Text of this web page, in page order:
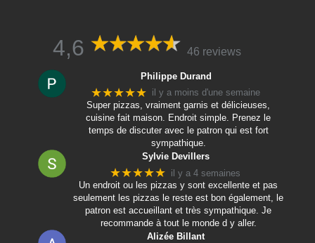
4,6 46 reviews
Philippe Durand
★★★★★ il y a moins d'une semaine
Super pizzas, vraiment garnis et délicieuses,
cuisine fait maison. Endroit simple. Prenez le
temps de discuter avec le patron qui est fort
sympathique.
Sylvie Devillers
★★★★★ il y a 4 semaines
Un endroit ou les pizzas y sont excellente et pas
seulement les pizzas le reste est bon également, le
patron est accueillant et très sympathique. Je
recommande à tout le monde d y aller.
Alizée Billant